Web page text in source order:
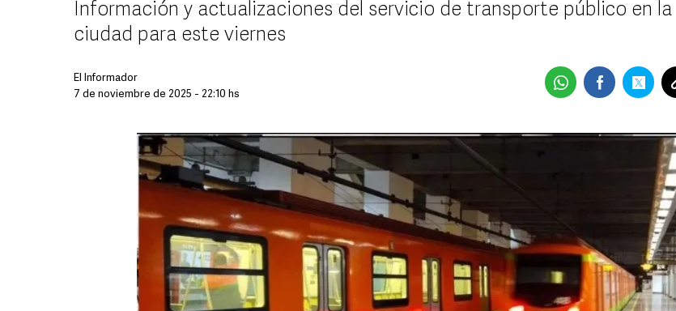
Información y actualizaciones del servicio de transporte público en la
ciudad para este viernes
El Informador
7 de noviembre de 2025 - 22:10 hs